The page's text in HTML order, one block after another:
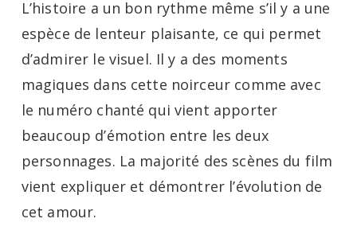
L’histoire a un bon rythme même s’il y a une
espèce de lenteur plaisante, ce qui permet
d’admirer le visuel. Il y a des moments
magiques dans cette noirceur comme avec
le numéro chanté qui vient apporter
beaucoup d’émotion entre les deux
personnages. La majorité des scènes du film
vient expliquer et démontrer l’évolution de
cet amour.